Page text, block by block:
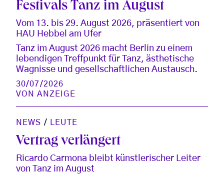
Festivals Tanz im August
Vom 13. bis 29. August 2026, präsentiert von
HAU Hebbel am Ufer
Tanz im August 2026 macht Berlin zu einem
lebendigen Treffpunkt für Tanz, ästhetische
Wagnisse und gesellschaftlichen Austausch.
30/07/2026
VONANZEIGE
NEWS / LEUTE
Vertrag verlängert
Ricardo Carmona bleibt künstlerischer Leiter
von Tanz im August